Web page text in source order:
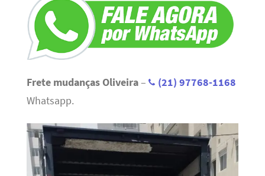
Frete mudanças Oliveira–
(21) 97768-1168
Whatsapp.